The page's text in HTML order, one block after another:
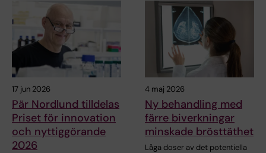
17 jun 2026
Pär Nordlund tilldelas
Priset för innovation
och nyttiggörande
2026
4 maj 2026
Ny behandling med
färre biverkningar
minskade brösttäthet
Låga doser av det potentiella